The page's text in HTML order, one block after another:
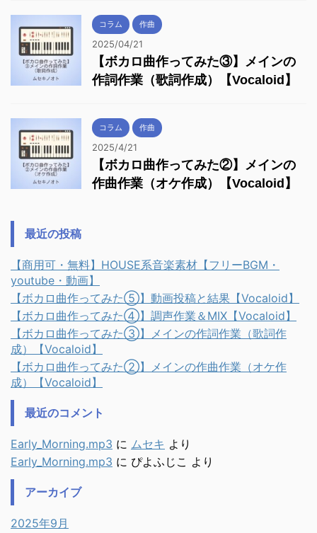
コラム 作曲
2025/04/21
【ボカロ曲作ってみた③】メインの
作詞作業（歌詞作成）【Vocaloid】
コラム 作曲
2025/4/21
【ボカロ曲作ってみた②】メインの
作曲作業（オケ作成）【Vocaloid】
最近の投稿
【商用可・無料】HOUSE系音楽素材【フリーBGM・
youtube・動画】
【ボカロ曲作ってみた⑤】動画投稿と結果【Vocaloid】
【ボカロ曲作ってみた④】調声作業＆MIX【Vocaloid】
【ボカロ曲作ってみた③】メインの作詞作業（歌詞作
成）【Vocaloid】
【ボカロ曲作ってみた②】メインの作曲作業（オケ作
成）【Vocaloid】
最近のコメント
Early_Morning.mp3 に ムセキ より
Early_Morning.mp3 に ぴよふじこ より
アーカイブ
2025年9月